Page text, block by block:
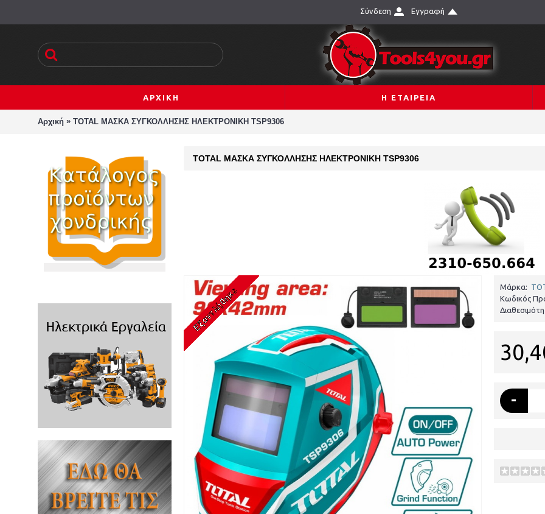
Σύνδεση Εγγραφή
ΑΡΧΙΚΗ Η ΕΤΑΙΡΕΙΑ
Αρχική » TOTAL ΜΑΣΚΑ ΣΥΓΚΟΛΛΗΣΗΣ ΗΛΕΚΤΡΟΝΙΚΗ TSP9306
TOTAL ΜΑΣΚΑ ΣΥΓΚΟΛΛΗΣΗΣ ΗΛΕΚΤΡΟΝΙΚΗ TSP9306
Μάρκα:
Κωδικός
-